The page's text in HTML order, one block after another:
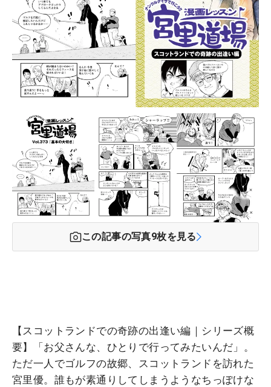
この記事の写真9枚を見る
【スコットランドでの奇跡の出逢い編｜シリーズ概
要】「お父さんな、ひとりで行ってみたいんだ」。
ただ一人でゴルフの故郷、スコットランドを訪れた
宮里優。誰もが素通りしてしまうようなちっぽけな